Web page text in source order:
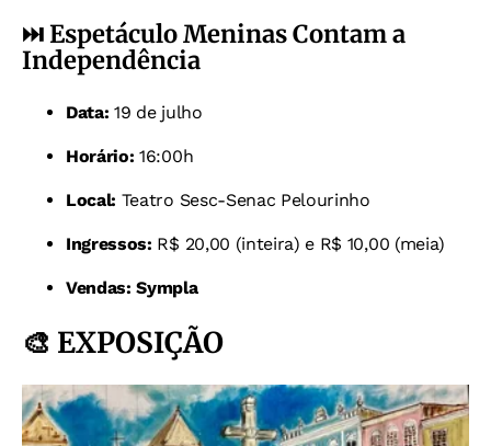
⏭️ EspetáculoMeninas Contam a
Independência
Data:19 de julho
Horário: 16:00h
Local: Teatro Sesc-Senac Pelourinho
Ingressos: R$ 20,00 (inteira) e R$ 10,00 (meia)
Vendas: Sympla
🎨 EXPOSIÇÃO